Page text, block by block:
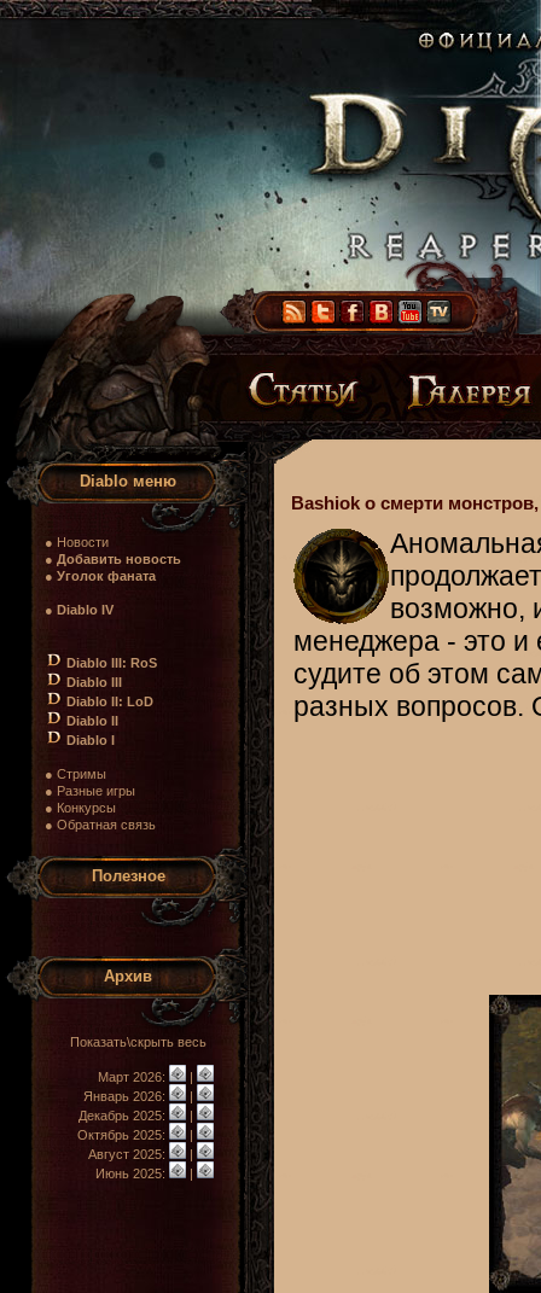
Diablo меню
● Новости
● Добавить новость
● Уголок фаната
● Diablo IV
Diablo III: RoS
Diablo III
Diablo II: LoD
Diablo II
Diablo I
● Стримы
● Разные игры
● Конкурсы
● Обратная связь
Полезное
Архив
Показать\скрыть весь
Март 2026:
|
Январь 2026:
|
Декабрь 2025:
|
Октябрь 2025:
|
Август 2025:
|
Июнь 2025:
|
Bashiok о смерти
возможно,
менеджера - это и
судите об этом
разных вопросов.